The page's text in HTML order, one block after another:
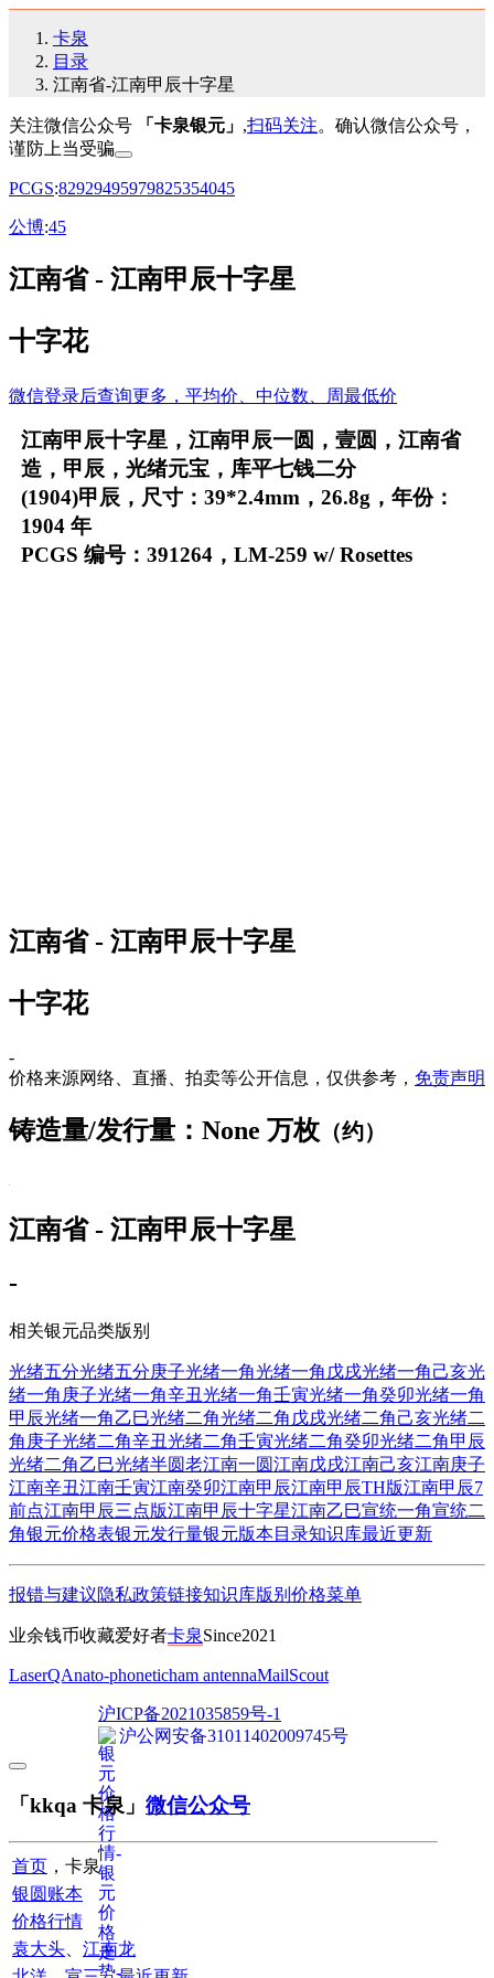
卡泉
目录
江南省-江南甲辰十字星
关注微信公众号 「卡泉银元」 ,扫码关注。确认微信公众号，
谨防上当受骗
PCGS:82929495979825354045
公博:45
江南省 - 江南甲辰十字星
十字花
微信登录后查询更多，平均价、中位数、周最低价
江南甲辰十字星，江南甲辰一圆，壹圆，江南省
造，甲辰，光绪元宝，库平七钱二分
(1904)甲辰，尺寸：39*2.4mm，26.8g，年份：
1904 年
PCGS 编号：391264，LM-259 w/ Rosettes
江南省 - 江南甲辰十字星
十字花
-
价格来源网络、直播、拍卖等公开信息，仅供参考， 免责声明
铸造量/发行量：None 万枚 （约）
江南省 - 江南甲辰十字星
-
相关银元品类版别
光绪五分光绪五分庚子光绪一角光绪一角戊戌光绪一角己亥光
绪一角庚子光绪一角辛丑光绪一角壬寅光绪一角癸卯光绪一角
甲辰光绪一角乙巳光绪二角光绪二角戊戌光绪二角己亥光绪二
角庚子光绪二角辛丑光绪二角壬寅光绪二角癸卯光绪二角甲辰
光绪二角乙巳光绪半圆老江南一圆江南戊戌江南己亥江南庚子
江南辛丑江南壬寅江南癸卯江南甲辰江南甲辰TH版江南甲辰7
前点江南甲辰三点版江南甲辰十字星江南乙巳宣统一角宣统二
角银元价格表银元发行量银元版本目录知识库最近更新
报错与建议隐私政策链接知识库版别 价格菜单
业余钱币收藏爱好者卡泉Since2021
LaserQAnato-phoneticham antennaMailScout
沪ICP备2021035859号-1
沪公网安备31011402009745号
「kkqa 卡泉」 微信公众号
首页 ，卡泉
银圆账本
价格行情
袁大头
江南龙